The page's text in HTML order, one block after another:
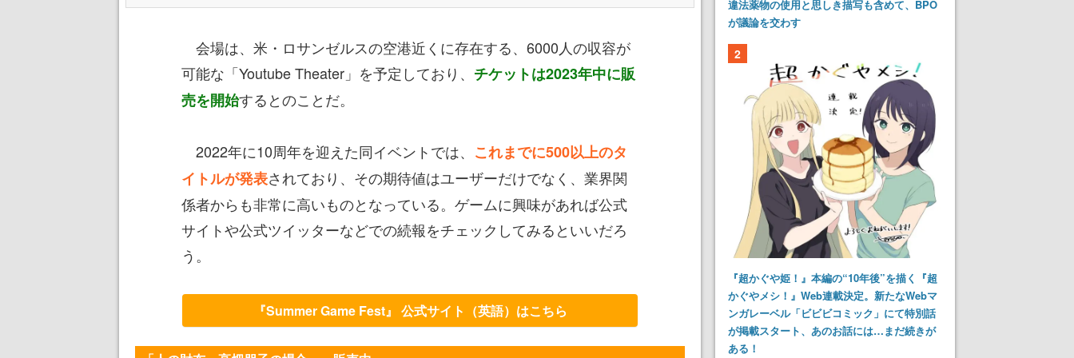
会場は、米・ロサンゼルスの空港近くに存在する、6000人の収容が
可能な「Youtube Theater」を予定しており、 チケットは2023年中に販
売を開始するとのことだ。
2022年に10周年を迎えた同イベントでは、 これまでに500以上のタ
イトルが発表されており、その期待値はユーザーだけでなく、業界関
係者からも非常に高いものとなっている。ゲームに興味があれば公式
サイトや公式ツイッターなどでの続報をチェックしてみるといいだろ
う。
『Summer Game Fest』 公式サイト（英語）はこちら
違法薬物の使用と思しき描写も含めて、BPO
が議論を交わす
2
『超かぐや姫！』本編の“10年後”を描く『超
かぐやメシ！』Web連載決定。新たなWebマ
ンガレーベル「ビビビコミック」にて特別話
が掲載スタート、あのお話には…まだ続きが
ある！